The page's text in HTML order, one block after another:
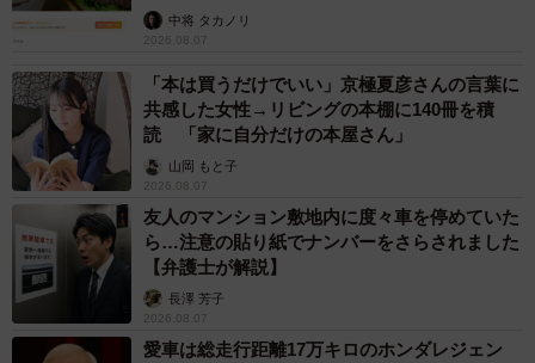
中将 タカノリ
2026.08.07
「本は買うだけでいい」京極夏彦さんの言葉に
共感した女性→リビングの本棚に140冊を積
読 「家に自分だけの本屋さん」
山岡 もと子
2026.08.07
友人のマンション敷地内に度々車を停めていた
ら…注意の貼り紙でナンバーをさらされました
【弁護士が解説】
長澤 芳子
2026.08.07
愛車は総走行距離17万キロのホンダレジェン